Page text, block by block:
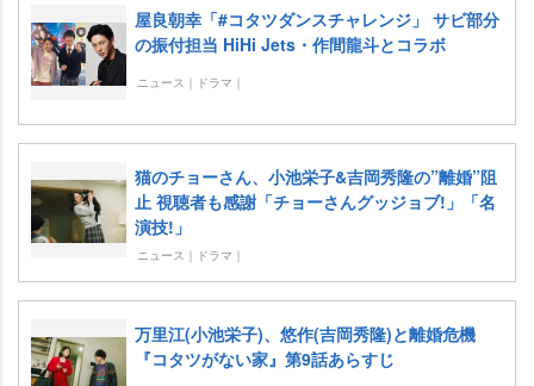
屋良朝幸「#コタツダンスチャレンジ」 サビ部分
の振付担当 HiHi Jets・作間龍斗とコラボ
ニュース｜ドラマ｜
猫のチョーさん、小池栄子&吉岡秀隆の”離婚”阻
止 視聴者も感謝「チョーさんグッジョブ!」「名
演技!」
ニュース｜ドラマ｜
万里江(小池栄子)、悠作(吉岡秀隆)と離婚危機
『コタツがない家』第9話あらすじ